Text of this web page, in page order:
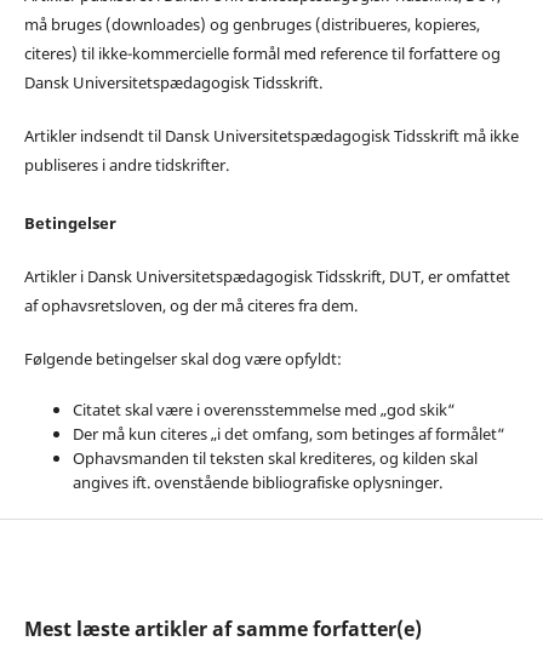
må bruges (downloades) og genbruges (distribueres, kopieres,
citeres) til ikke-kommercielle formål med reference til forfattere og
Dansk Universitetspædagogisk Tidsskrift.
Artikler indsendt til Dansk Universitetspædagogisk Tidsskrift må ikke
publiseres i andre tidskrifter.
Betingelser
Artikler i Dansk Universitetspædagogisk Tidsskrift, DUT, er omfattet
af ophavsretsloven, og der må citeres fra dem.
Følgende betingelser skal dog være opfyldt:
Citatet skal være i overensstemmelse med „god skik“
Der må kun citeres „i det omfang, som betinges af formålet“
Ophavsmanden til teksten skal krediteres, og kilden skal
angives ift. ovenstående bibliografiske oplysninger.
Mest læste artikler af samme forfatter(e)